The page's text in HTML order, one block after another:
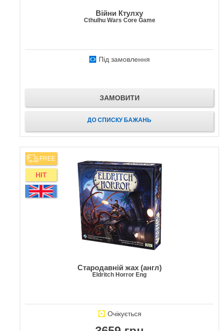
Війни Ктулху
Cthulhu Wars Core Game
Під замовлення
ЗАМОВИТИ
ДО СПИСКУ БАЖАНЬ
FREE
HIT
Стародавній жах (англ)
Eldritch Horror Eng
Очікується